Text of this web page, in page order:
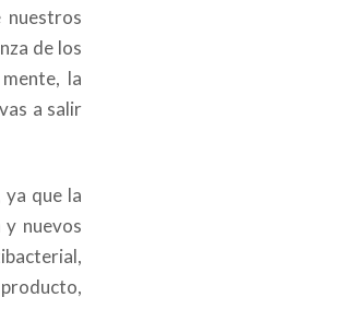
nuestros
de los
la
a salir
que la
y nuevos